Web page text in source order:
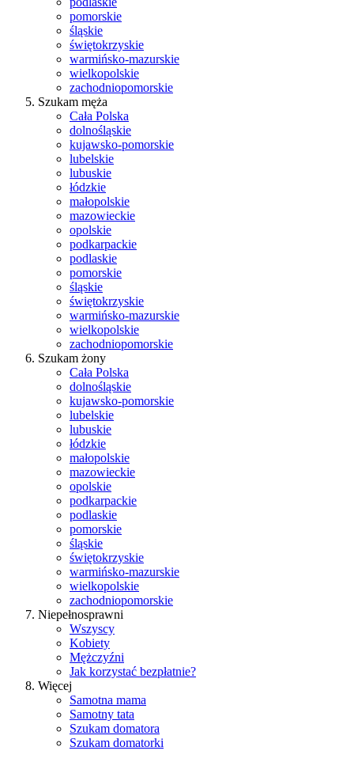
pomorskie
śląskie
świętokrzyskie
warmińsko-mazurskie
wielkopolskie
zachodniopomorskie
Szukam męża
Cała Polska
dolnośląskie
kujawsko-pomorskie
lubelskie
lubuskie
łódzkie
małopolskie
mazowieckie
opolskie
podkarpackie
podlaskie
pomorskie
śląskie
świętokrzyskie
warmińsko-mazurskie
wielkopolskie
zachodniopomorskie
Szukam żony
Cała Polska
dolnośląskie
kujawsko-pomorskie
lubelskie
lubuskie
łódzkie
małopolskie
mazowieckie
opolskie
podkarpackie
podlaskie
pomorskie
śląskie
świętokrzyskie
warmińsko-mazurskie
wielkopolskie
zachodniopomorskie
Niepełnosprawni
Wszyscy
Kobiety
Mężczyźni
Jak korzystać bezpłatnie?
Więcej
Samotna mama
Samotny tata
Szukam domatora
Szukam domatorki